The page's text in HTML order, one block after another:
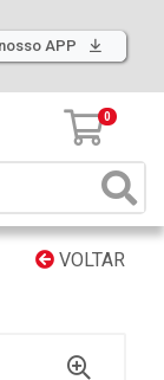
APP
0
VOLTAR